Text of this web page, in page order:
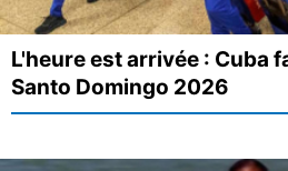
L'heure est arrivée : Cuba
Santo Domingo 2026